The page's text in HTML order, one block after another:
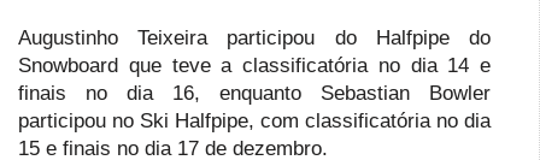
Augustinho Teixeira participou do Halfpipe do
Snowboard que teve a classificatória no dia 14 e
finais no dia 16, enquanto Sebastian Bowler
participou no Ski Halfpipe, com classificatória no dia
15 e finais no dia 17 de dezembro.